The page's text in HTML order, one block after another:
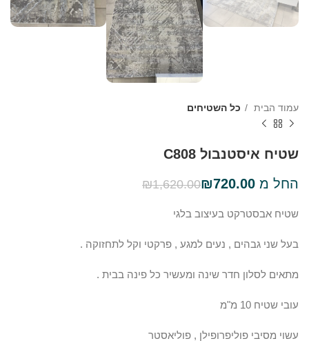
עמוד הבית כל השטיחים
שטיח איסטנבול C808
החל מ
₪720.00
₪1,620.00
שטיח אבסטרקט בעיצוב בלגי
בעל שני גבהים , נעים למגע , פרקטי וקל לתחזוקה .
מתאים לסלון חדר שינה ומעשיר כל פינה בבית .
עובי שטיח 10 מ"מ
עשוי מסיבי פוליפרופילן , פוליאסטר